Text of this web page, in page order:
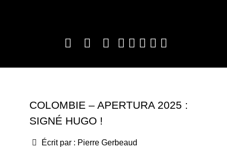
COLOMBIE – APERTURA 2025 :
SIGNÉ HUGO !
Écrit par : Pierre Gerbeaud